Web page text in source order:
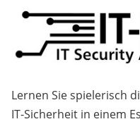
Lernen Sie spielerisch
IT-Sicherheit in einem